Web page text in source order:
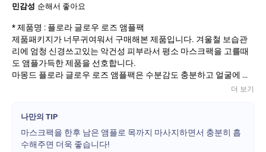
민감성 순해서 좋아요
* 제품명 : 플로라 글로우 로즈 앰플팩
제품패키지가 너무귀여워서 구매해본 제품입니다. 겨울철 보습관
리에 엄청 신경쓰고있는 악건성 피부라서 평소 마스크팩을 고를때
도 앰플가득한 제품을 선호합니다.
마몽드 플로라 글로우 로즈 앰플팩은 수분감도 충분하고 얼굴에 닿
는 느낌도 편안해서 사용하면서 굉장히 만족스러운 제품입니다.
도 좋았습니다.
- 성분 : 향료 빼고는 엄청 주의성분도 없는 비교적 성분 착한제품입
니다.병풀추출물과 나이아신마이아등 수분과 미백을 위한 좋은 성
더 보기
나만의 TIP
마스크팩을 한후 남은 앰플로 목까지 마사지하면서 충분히 흡
수해주면 더욱 좋습니다!